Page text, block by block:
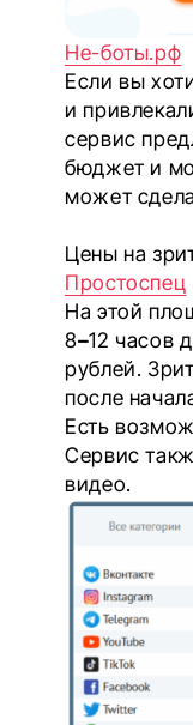
Не-боты.рф
Если вы
и
сервис
бюджет и
может
Цены на
Простоспец
На этой
8–12 часов
рублей.
после
Есть
Сервис
видео.